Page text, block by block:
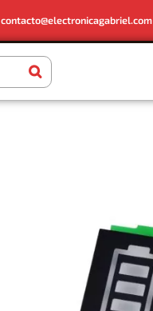
contacto@electronicagabriel.com